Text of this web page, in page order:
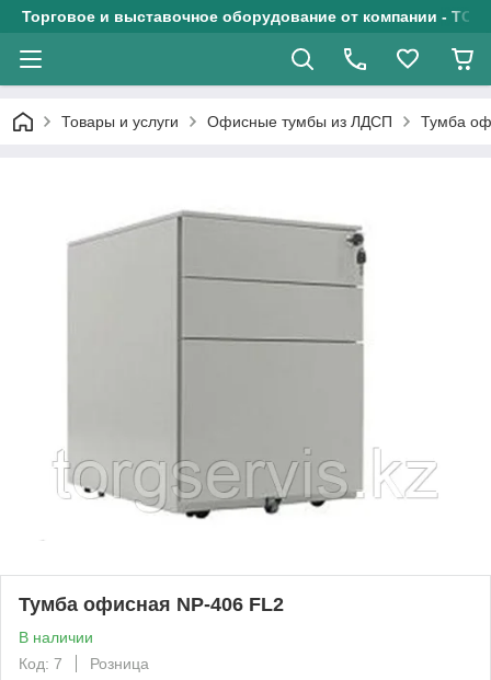
Торговое и выставочное оборудование от компании - ТОО
Товары и услуги Офисные тумбы из ЛДСП Тумба
Тумба офисная NP-406 FL2
В наличии
Код: 7
Розница